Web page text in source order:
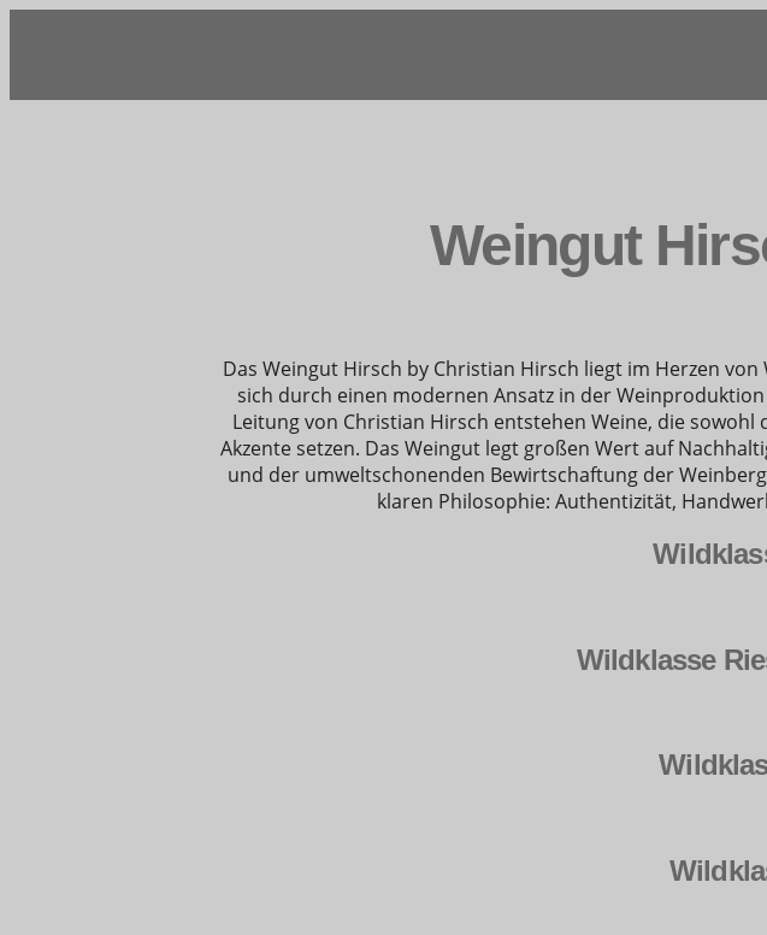
Weingut
Das Weingut Hirsch by Christian Hirsch liegt im Herzen
sich durch einen modernen Ansatz in der
Leitung von Christian Hirsch entstehen Weine, die
Akzente setzen. Das Weingut legt großen Wert auf
und der umweltschonenden Bewirtschaftung der
klaren Philosophie: Authentizität,
Wildklasse